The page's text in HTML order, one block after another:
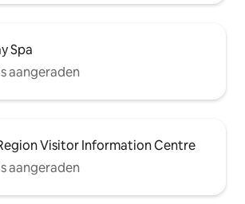
Spa
aangeraden
Visitor Information Centre
aangeraden